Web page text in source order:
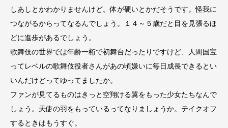
しあしとかわかりませんけど。体が硬いとかだそうです。怪我に
つながるからってなるんでしょう。１４～５歳だと目を見張るほ
どに進歩があるでしょう。
歌舞伎の世界では年齢一桁で初舞台だったりですけど、人間国宝
ってレベルの歌舞伎役者さんがあの頃嫌いに毎日成長できるとい
いんだけどってゆってましたか。
ファンが見てるものはきっと空翔ける翼をもった少女たちなんで
しょう。天使の羽をもっているってなりましょうか。テイクオフ
するときはもうすぐ。